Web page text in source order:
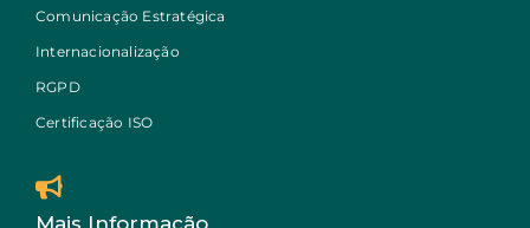
Comunicação Estratégica
Internacionalização
RGPD
Certificação ISO
Mais Informação